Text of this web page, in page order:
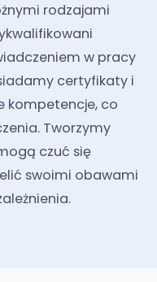
rodzajami
w pracy
certyfikaty i
kompetencje, co
Tworzymy
czuć się
swoimi obawami